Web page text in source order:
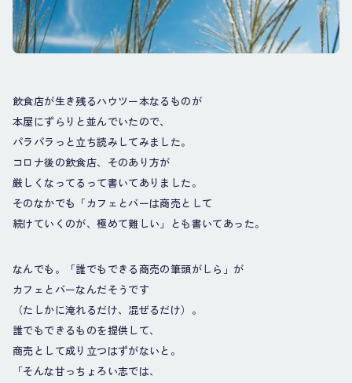
飲食店が生き残るハウツー本なるものが
本屋にずらりと並んでいたので、
パラパラっと立ち読みしてみました。
コロナ後の飲食店、そのあり方が
厳しくなってるって書いてありました。
そのなかでも「カフェとバーは商売として
続けていくのが、極めて難しい」とも書いてあった。
なんでも。「誰でもできる商売の筆頭がしら」が
カフェとバーなんだそうです
（たしかに淹れるだけ、混ぜるだけ）。
誰でもできるものを提供して、
商売として成り立つはずがないと。
「そんな甘っちょろい志では、